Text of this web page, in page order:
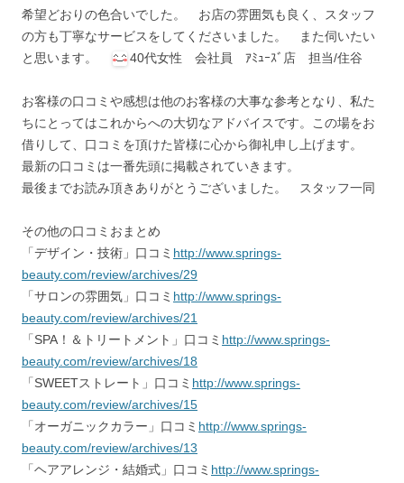
希望どおりの色合いでした。 お店の雰囲気も良く、スタッフ
の方も丁寧なサービスをしてくださいました。 また伺いたい
と思います。
40代女性 会社員 ｱﾐｭｰｽﾞ店 担当/住谷
お客様の口コミや感想は他のお客様の大事な参考となり、私た
ちにとってはこれからへの大切なアドバイスです。この場をお
借りして、口コミを頂けた皆様に心から御礼申し上げます。
最新の口コミは一番先頭に掲載されていきます。
最後までお読み頂きありがとうございました。 スタッフ一同
その他の口コミおまとめ
「デザイン・技術」口コミ http://www.springs-
beauty.com/review/archives/29
「サロンの雰囲気」口コミ http://www.springs-
beauty.com/review/archives/21
「SPA！＆トリートメント」口コミ http://www.springs-
beauty.com/review/archives/18
「SWEETストレート」口コミ http://www.springs-
beauty.com/review/archives/15
「オーガニックカラー」口コミ http://www.springs-
beauty.com/review/archives/13
「ヘアアレンジ・結婚式」口コミ http://www.springs-